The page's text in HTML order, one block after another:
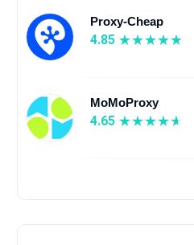
Proxy-Cheap
4.85
MoMoProxy
4.65